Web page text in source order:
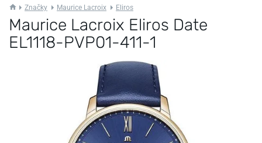
Značky Maurice Lacroix Eliros
Maurice Lacroix Eliros Date
EL1118-PVP01-411-1